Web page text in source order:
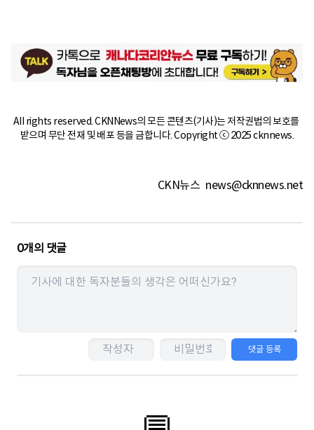
All rights reserved. CKNNews의 모든 콘텐츠(기사)는 저작권법의 보호를
받으며 무단 전재 및 배포 등을 금합니다. Copyright ⓒ 2025 cknnews.
CKN뉴스 news@cknnews.net
0개의 댓글
댓글 등록